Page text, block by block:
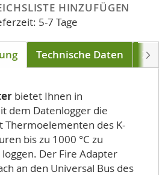
HINZUFÜGEN
5-7 Tage
Technische Daten
bietet Ihnen in
dem Datenlogger die
Thermoelementen des K-
bis zu 1000 °C zu
Der Fire Adapter
an den Universal Bus des